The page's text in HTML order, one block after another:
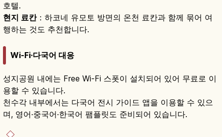
호텔.
현지 료칸：하코네 유모토 방면의 온천 료칸과 함께 묶어 여
행하는 것도 추천합니다.
Wi-Fi·다국어 대응
성지공원 내에는 Free Wi-Fi 스폿이 설치되어 있어 무료로 이
용할 수 있습니다.
천수각 내부에서는 다국어 전시 가이드 앱을 이용할 수 있으
며, 영어·중국어·한국어 팸플릿도 준비되어 있습니다.